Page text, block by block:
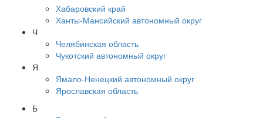
Хабаровский край
Ханты-Мансийский автономный округ
Ч
Челябинская область
Чукотский автономный округ
Я
Ямало-Ненецкий автономный округ
Ярославская область
Б